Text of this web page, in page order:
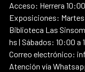
Acceso: Herrera
Exposiciones: Martes
Biblioteca Las
hs | Sábados: 10:00 a
Correo electrónico:
Atención vía